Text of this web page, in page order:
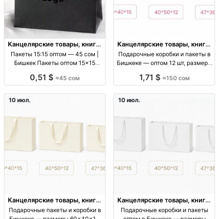
Канцелярские товары, книги,
учебники
Пакеты 15:15 оптом — 45 сом |
Бишкек Пакеты оптом 15×15
упаковки, цена 45 KGS
0,51 $ ≈45 сом
Канцелярские товары, книги,
учебники
Подарочные коробки и пакеты в
Бишкеке — оптом 12 шт, размеры
подарочные коробки, размеры
47х36х10, 38х32х10, 32х26х10; от
1,71 $ ≈150 сом
10 июл.
Канцелярские товары, книги,
учебники
Подарочные пакеты и коробки в
10 июл.
Канцелярские товары, книги,
учебники
Подарочные коробки и пакеты